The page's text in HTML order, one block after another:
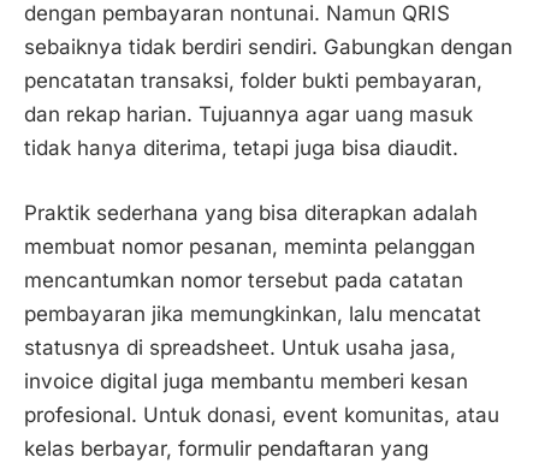
dengan pembayaran nontunai. Namun QRIS
sebaiknya tidak berdiri sendiri. Gabungkan dengan
pencatatan transaksi, folder bukti pembayaran,
dan rekap harian. Tujuannya agar uang masuk
tidak hanya diterima, tetapi juga bisa diaudit.
Praktik sederhana yang bisa diterapkan adalah
membuat nomor pesanan, meminta pelanggan
mencantumkan nomor tersebut pada catatan
pembayaran jika memungkinkan, lalu mencatat
statusnya di spreadsheet. Untuk usaha jasa,
invoice digital juga membantu memberi kesan
profesional. Untuk donasi, event komunitas, atau
kelas berbayar, formulir pendaftaran yang